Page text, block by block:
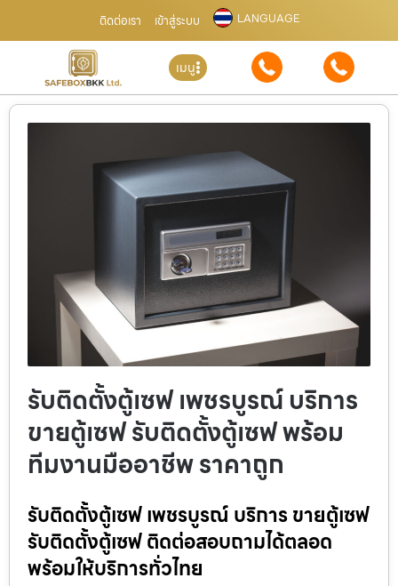
ติดต่อเรา เข้าสู่ระบบ LANGUAGE
เมนู
รับติดตั้งตู้เซฟ เพชรบูรณ์ บริการ
ขายตู้เซฟ รับติดตั้งตู้เซฟ พร้อม
ทีมงานมืออาชีพ ราคาถูก
รับติดตั้งตู้เซฟ เพชรบูรณ์ บริการ ขายตู้เซฟ
รับติดตั้งตู้เซฟ ติดต่อสอบถามได้ตลอด
พร้อมให้บริการทั่วไทย